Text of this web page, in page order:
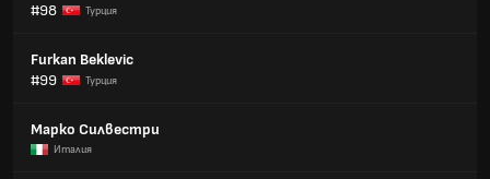
#98
Турция
Furkan Beklevic
#99
Турция
Марко Силвестри
Италия